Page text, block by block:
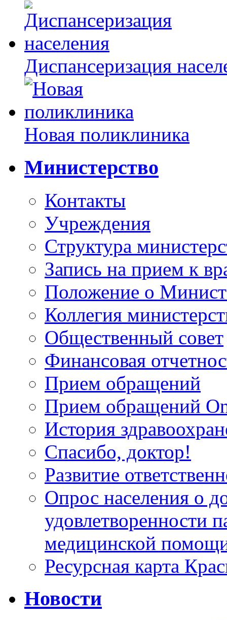
Диспансеризация
Новая поликлиника
Министерство
Контакты
Учреждения
Структура
Запись на прием к
Положение о
Коллегия
Общественный совет
Финансовая
Прием обращений
Прием обращений
История
Спасибо, доктор!
Развитие
Опрос населения о
удовлетворенности
медицинской
Ресурсная карта
Новости